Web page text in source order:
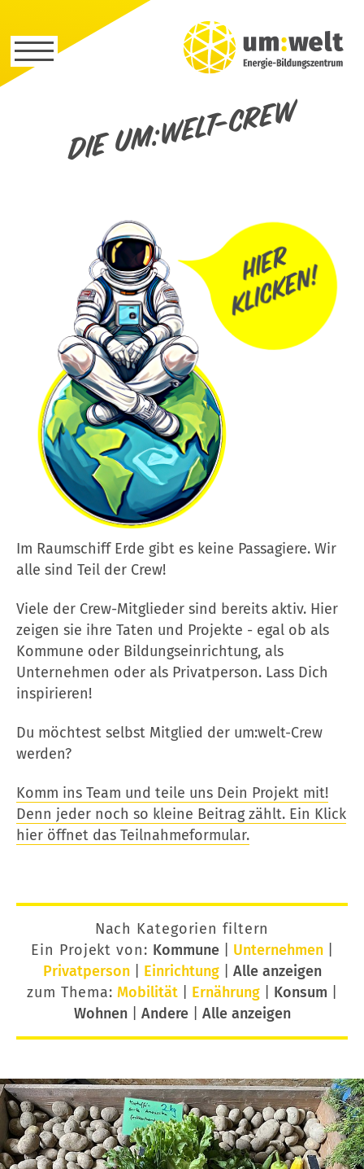
Die um:welt-Crew
Im Raumschiff Erde gibt es keine Passagiere. Wir
alle sind Teil der Crew!
Viele der Crew-Mitglieder sind bereits aktiv. Hier
zeigen sie ihre Taten und Projekte - egal ob als
Kommune oder Bildungseinrichtung, als
Unternehmen oder als Privatperson. Lass Dich
inspirieren!
Du möchtest selbst Mitglied der um:welt-Crew
werden?
Komm ins Team und teile uns Dein Projekt mit!
Denn jeder noch so kleine Beitrag zählt. Ein Klick
hier öffnet das Teilnahmeformular.
Nach Kategorien filtern
Ein Projekt von: Kommune| Unternehmen|
Privatperson| Einrichtung| Alle anzeigen
zum Thema: Mobilität Ernährung Konsum
Wohnen| Andere| Alle anzeigen